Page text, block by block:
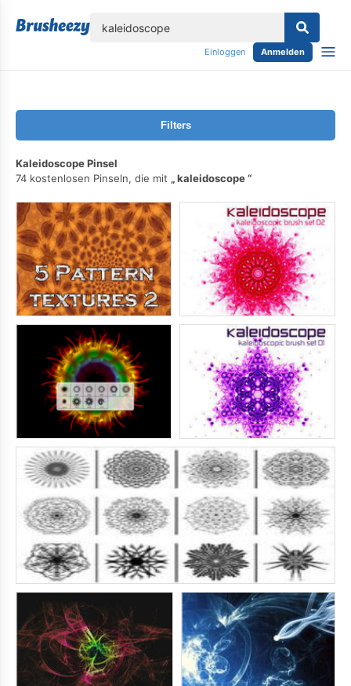
Einloggen Anmelden
Filters
Kaleidoscope Pinsel
74 kostenlosen Pinseln, die mit
kaleidoscope